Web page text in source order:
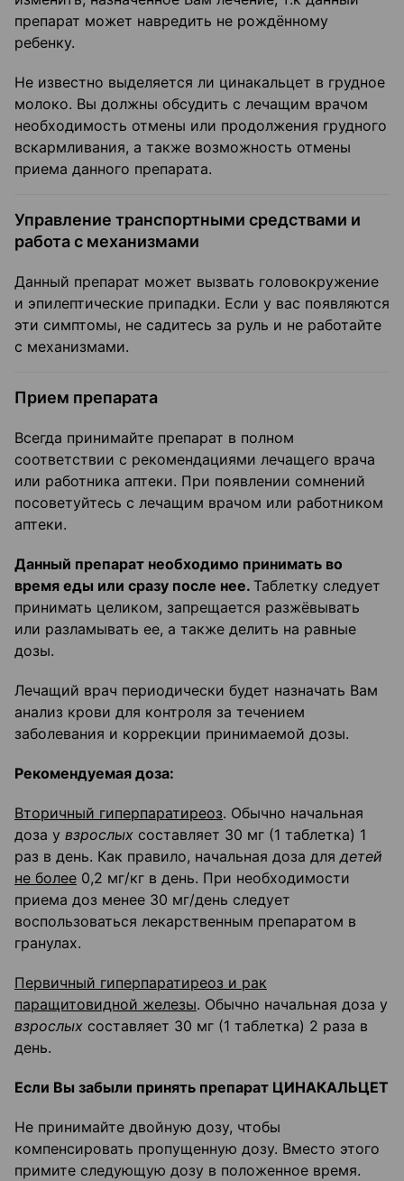
препарат может навредить не рождённому
ребенку.
Не известно выделяется ли цинакальцет в грудное
молоко. Вы должны обсудить с лечащим врачом
необходимость отмены или продолжения грудного
вскармливания, а также возможность отмены
приема данного препарата.
Управление транспортными средствами и
работа с механизмами
Данный препарат может вызвать головокружение
и эпилептические припадки. Если у вас появляются
эти симптомы, не садитесь за руль и не работайте
с механизмами.
Прием препарата
Всегда принимайте препарат в полном
соответствии с рекомендациями лечащего врача
или работника аптеки. При появлении сомнений
посоветуйтесь с лечащим врачом или работником
аптеки.
Данный препарат необходимо принимать во
время еды или сразу после нее. Таблетку следует
принимать целиком, запрещается разжёвывать
или разламывать ее, а также делить на равные
дозы.
Лечащий врач периодически будет назначать Вам
анализ крови для контроля за течением
заболевания и коррекции принимаемой дозы.
Рекомендуемая доза:
Вторичный гиперпаратиреоз. Обычно начальная
доза у взрослых составляет 30 мг (1 таблетка) 1
раз в день. Как правило, начальная доза длядетей
не более 0,2 мг/кг в день. При необходимости
приема доз менее 30 мг/день следует
воспользоваться лекарственным препаратом в
гранулах.
Первичный гиперпаратиреоз и рак
паращитовидной железы. Обычно начальная доза у
взрослых составляет 30 мг (1 таблетка) 2 раза в
день.
Если Вы забыли принять препарат ЦИНАКАЛЬЦЕТ
Не принимайте двойную дозу, чтобы
компенсировать пропущенную дозу. Вместо этого
примите следующую дозу в положенное время.